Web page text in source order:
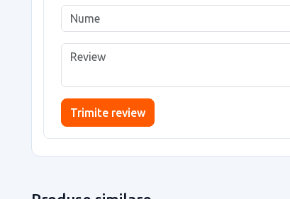
Trimite review